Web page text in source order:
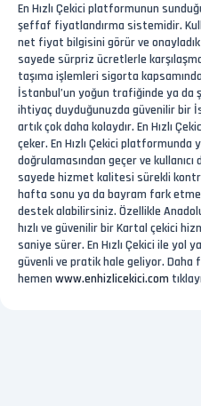
En Hızlı Çekici platformunun
şeffaf fiyatlandırma sistemidir.
net fiyat bilgisini görür ve
sayede sürpriz ücretlerle
taşıma işlemleri sigorta
İstanbul’un yoğun trafiğinde ya da
ihtiyaç duyduğunuzda güvenilir bir
artık çok daha kolaydır. En Hızlı
çeker. En Hızlı Çekici
doğrulamasından geçer ve
sayede hizmet kalitesi sürekli
hafta sonu ya da bayram fark
destek alabilirsiniz. Özellikle
hızlı ve güvenilir bir Kartal çekici
saniye sürer. En Hızlı Çekici ile yol
güvenli ve pratik hale geliyor. Daha
hemen www.enhizlicekici.com